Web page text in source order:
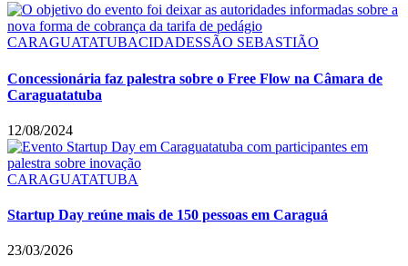
CARAGUATATUBACIDADESSÃO SEBASTIÃO
Concessionária faz palestra sobre o Free Flow na Câmara de
Caraguatatuba
12/08/2024
CARAGUATATUBA
Startup Day reúne mais de 150 pessoas em Caraguá
23/03/2026